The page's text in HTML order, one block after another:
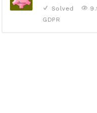
Solved
GDPR